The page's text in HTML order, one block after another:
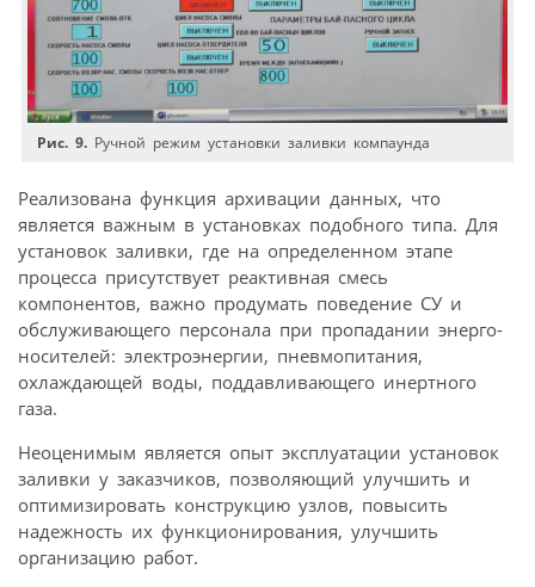
Рис. 9. Ручной режим установки заливки компаунда
Реализована функция архивации данных, что
является важным в установках подобного типа. Для
установок заливки, где на определенном этапе
процесса присутствует реактивная смесь
компонентов, важно продумать поведение СУ и
обслуживающего персонала при пропадании энерго­
носителей: электроэнергии, пневмопитания,
охлаждающей воды, поддавливающего инертного
газа.
Неоценимым является опыт эксплуатации установок
заливки у заказчиков, позволяющий улучшить и
оптимизировать конструкцию узлов, повысить
надежность их функционирования, улучшить
организацию работ.